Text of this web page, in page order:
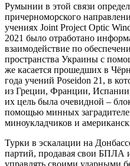
Румынии в этой связи
причерноморского
учениях Joint Project Optic
2021 было отработано
взаимодействие по
пространства Украины с
же касается прошедших в
года учений Poseidon 21, в
из Греции, Франции,
их цель была очевидной –
помощью минных
миноукладчиков и
Турки в эскалации на
партий, продавая свои БПЛА
управлять своими ударными